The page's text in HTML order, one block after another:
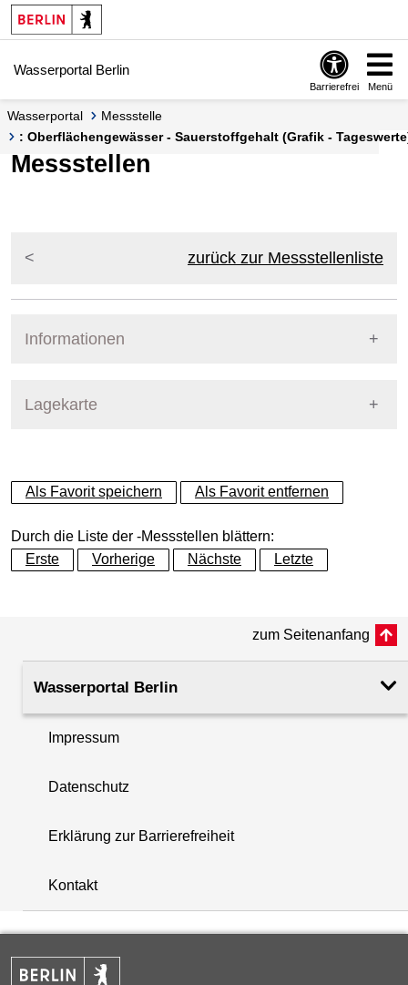
Springe zur Navigation
Springe zum Inhalt
Wasserportal Berlin
Barrierefrei Menü
Wasserportal
Messstelle
: Oberflächengewässer - Sauerstoffgehalt (Grafik -
Messstellen
zurück zur Messstellenliste
Informationen
Lagekarte
+
−
+
−
Als Favorit speichern Als Favorit entfernen
Durch die Liste der -Messstellen blättern:
Erste
Vorherige Nächste Letzte
zum Seitenanfang
Wasserportal Berlin
Impressum
Datenschutz
Erklärung zur Barrierefreiheit
Kontakt